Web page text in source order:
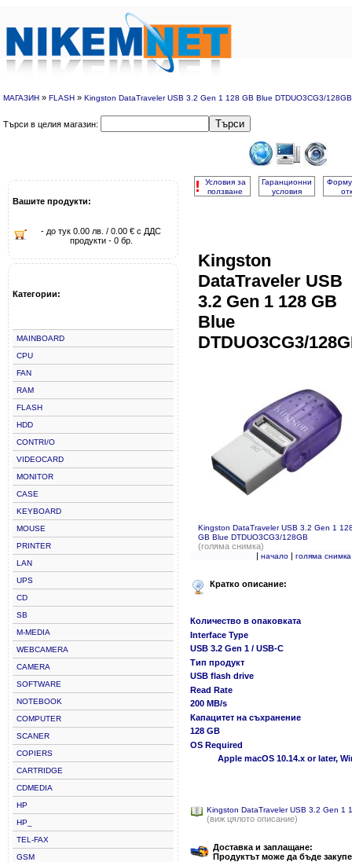
МАГАЗИН » FLASH » Kingston DataTraveler USB 3.2 Gen 1 128 GB Blue DTDUO3CG3/128GB
Търси в целия магазин: Търси
Вашите продукти:
- до тук 0.00 лв. / 0.00 € с ДДС
продукти - 0 бр.
Категории:
MAINBOARD
CPU
FAN
RAM
FLASH
HDD
CONTRI/O
VIDEOCARD
MONITOR
CASE
KEYBOARD
MOUSE
PRINTER
LAN
UPS
CD
SB
M-MEDIA
WEBCAMERA
CAMERA
SOFTWARE
NOTEBOOK
COMPUTER
SCANER
COPIERS
CARTRIDGE
CDMEDIA
HP
HP_
TEL-FAX
GSM
!
Условия за
ползване
Гаранционни
условия
Kingston
DataTraveler USB
3.2 Gen 1 128 GB
Blue
DTDUO3CG3/
Kingston DataTraveler USB 3.2 Gen 1
GB Blue DTDUO3CG3/128GB
(голяма снимка)
| начало| голяма снимка
Кратко описание:
Количество в опаковката
Interface Type
USB 3.2 Gen 1 / USB-C
Тип продукт
USB flash drive
Read Rate
200 MB/s
Капацитет на съхранение
128 GB
OS Required
Apple macOS 10.14.x or later,
Kingston DataTraveler USB 3.2 Gen 1
(виж цялото описание)
Доставка и заплащане:
Продуктът може да бъде